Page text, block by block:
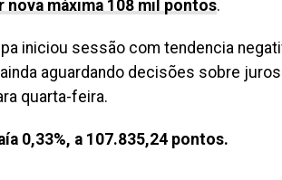
nova máxima 108 mil pontos.
iniciou sessão com tendencia
aguardando decisões sobre
quarta-feira.
0,33%, a 107.835,24 pontos.